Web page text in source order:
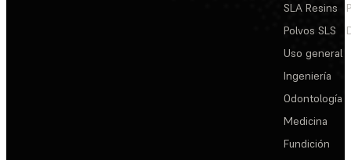
SLA Resins
Polvos SLS
Uso general
Ingeniería
Odontología
Medicina
Fundición